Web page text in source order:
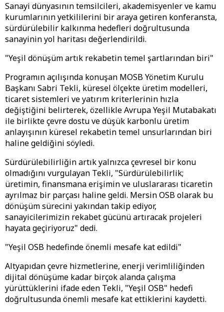
Sanayi dünyasının temsilcileri, akademisyenler ve kamu
kurumlarının yetkililerini bir araya getiren konferansta,
sürdürülebilir kalkınma hedefleri doğrultusunda
sanayinin yol haritası değerlendirildi.
"Yeşil dönüşüm artık rekabetin temel şartlarından biri"
Programın açılışında konuşan MOSB Yönetim Kurulu
Başkanı Sabri Tekli, küresel ölçekte üretim modelleri,
ticaret sistemleri ve yatırım kriterlerinin hızla
değiştiğini belirterek, özellikle Avrupa Yeşil Mutabakatı
ile birlikte çevre dostu ve düşük karbonlu üretim
anlayışının küresel rekabetin temel unsurlarından biri
haline geldiğini söyledi.
Sürdürülebilirliğin artık yalnızca çevresel bir konu
olmadığını vurgulayan Tekli, "Sürdürülebilirlik;
üretimin, finansmana erişimin ve uluslararası ticaretin
ayrılmaz bir parçası haline geldi. Mersin OSB olarak bu
dönüşüm sürecini yakından takip ediyor,
sanayicilerimizin rekabet gücünü artıracak projeleri
hayata geçiriyoruz" dedi.
"Yeşil OSB hedefinde önemli mesafe kat edildi"
Altyapıdan çevre hizmetlerine, enerji verimliliğinden
dijital dönüşüme kadar birçok alanda çalışma
yürüttüklerini ifade eden Tekli, "Yeşil OSB" hedefi
doğrultusunda önemli mesafe kat ettiklerini kaydetti.